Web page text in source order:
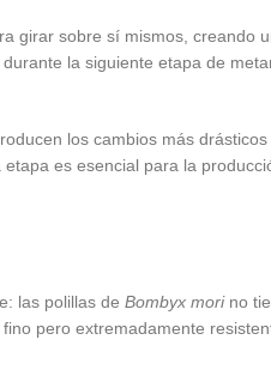
girar sobre sí mismos, creando
la siguiente etapa de
los cambios más
es esencial para la
las polillas de Bombyx morino
pero extremadamente